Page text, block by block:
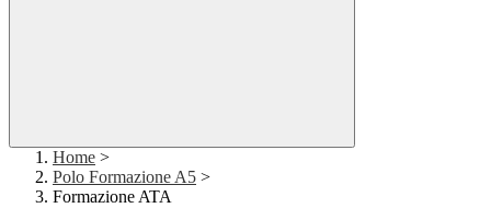
Home >
Polo Formazione A5 >
Formazione ATA